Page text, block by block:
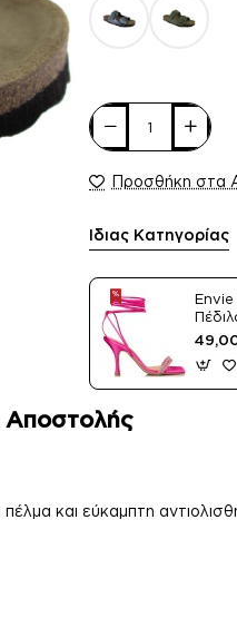
Προσθήκη στα
Ίδιας Κατηγορίας
Envie
Satin
Αποστολής
και εύκαμπτη